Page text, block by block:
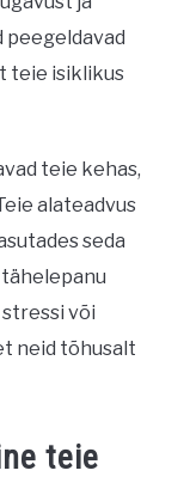
peegeldavad
teie isiklikus
teie kehas,
alateadvus
seda
või
neid tõhusalt
teie